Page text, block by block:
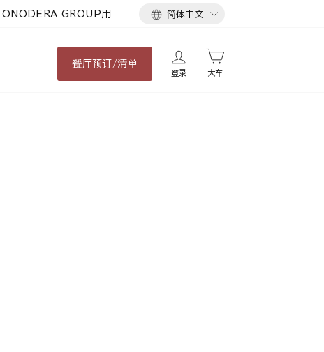
ONODERA GROUP用
语
简体中文
餐厅预订/清单
登录 大车